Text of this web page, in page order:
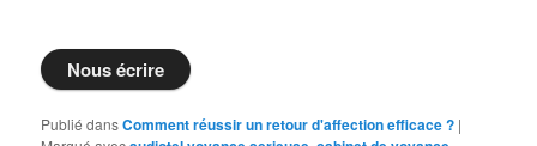
Nous écrire
Publié dansComment réussir un retour d'affection efficace ? |